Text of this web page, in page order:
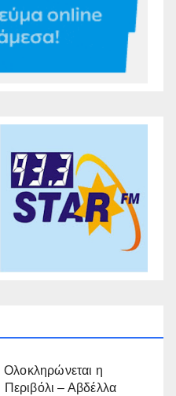
Ολοκληρώνεται η
– Αβδέλλα